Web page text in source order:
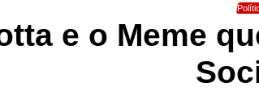
e o Meme